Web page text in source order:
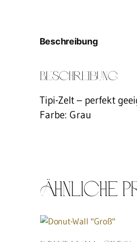
Beschreibung
Beschreibung
Tipi-Zelt – perfekt
Farbe: Grau
Ähnliche